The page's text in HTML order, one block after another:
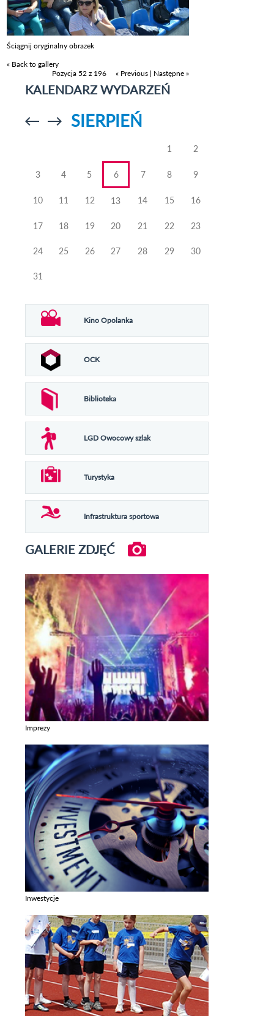
Ściągnij oryginalny obrazek
« Back to gallery
Pozycja 52 z 196
« Previous | Następne »
KALENDARZ WYDARZEŃ
Przejdź doPrzejdź do
SIERPIEŃ
1 2
3 4 5 6 7 8 9
10 11 12 13 14 15 16
17 18 19 20 21 22 23
24 25 26 27 28 29 30
31
Kino Opolanka
OCK
Biblioteka
LGD Owocowy szlak
Turystyka
Infrastruktura sportowa
GALERIE ZDJĘĆ
Imprezy
Inwestycje